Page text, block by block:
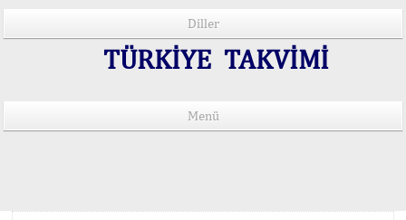
Diller
TÜRKİYE TAKVİMİ
Menü